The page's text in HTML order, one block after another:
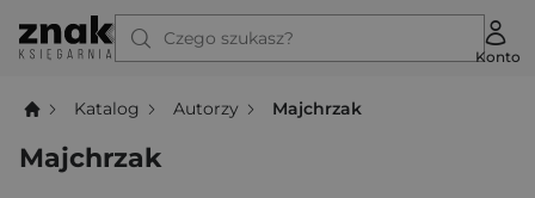
Czego szukasz?
Konto
Katalog Autorzy Majchrzak
Majchrzak